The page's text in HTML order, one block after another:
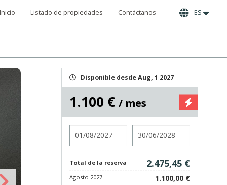
Inicio Listado de propiedades Contáctanos ES
Disponible desde Aug, 1 2027
1.100 € / mes
Total de la reserva 2.475,45 €
Agosto 2027 1.100,00 €